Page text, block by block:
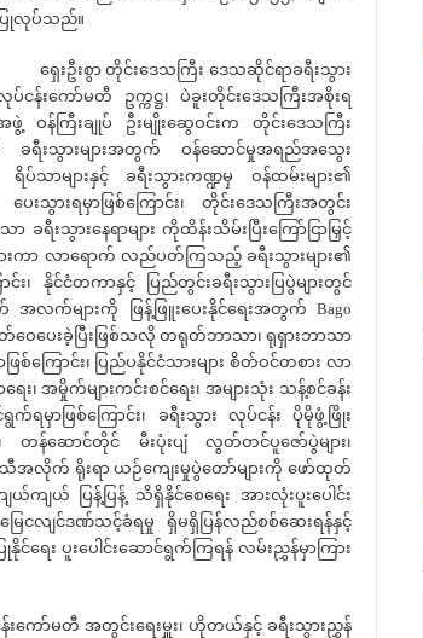
ပြုလုပ်သည်။
ရှေးဦးစွာ တိုင်းဒေသကြီး ဒေသဆိုင်ရာခရီးသွား
ပ်ငန်းကော်မတီ ဥက္ကဋ္ဌ၊ ပဲခူးတိုင်းဒေသကြီးအစိုးရ
ဖွဲ့ ဝန်ကြီးချုပ် ဦးမျိုးဆွေဝင်းက တိုင်းဒေသကြီး
းသွားများအတွက် ဝန်ဆောင်မှုအရည်အသွေး
သာများနှင့် ခရီးသွားကဏ္ဍမှ ဝန်ထမ်းများ၏
းသွားရမှာဖြစ်ကြောင်း၊ တိုင်းဒေသကြီးအတွင်း
သွားနေရာများ ကိုထိန်းသိမ်းပြီးကြော်ငြာမြှင့်
ားကာ လာရောက် လည်ပတ်ကြသည့် ခရီးသွားများ၏
း၊ နိုင်ငံတကာနှင့် ပြည်တွင်းခရီးသွားပြပွဲများတွင်
လက်များကို ဖြန့်ဖြူးပေးနိုင်ရေးအတွက် Bago
တ်ဝေပေးခဲ့ပြီးဖြစ်သလို တရုတ်ဘာသာ၊ ရုရှားဘာသာ
ောင်း၊ ပြည်ပနိုင်ငံသားများ စိတ်ဝင်တစား လာ
အမှိုက်များကင်းစင်ရေး၊ အများသုံး သန့်စင်ခန်း
မှာဖြစ်ကြောင်း၊ ခရီးသွား လုပ်ငန်း ပိုမိုဖွံ့ဖြိုး
န်ဆောင်တိုင် မီးပုံးပျံ လွတ်တင်ပူဇော်ပွဲများ၊
ာသီအလိုက် ရိုးရာ ယဉ်ကျေးမှုပွဲတော်များကို ဖော်ထုတ်
ကျယ် ပြန့်ပြန့် သိရှိနိုင်စေရေး အားလုံးပူးပေါင်း
ငလျင်ဒဏ်သင့်ခံရမှု ရှိမရှိပြန်လည်စစ်ဆေးရန်နှင့်
နိုင်ရေး ပူးပေါင်းဆောင်ရွက်ကြရန် လမ်းညွှန်မှာကြား
ော်မတီ အတွင်းရေးမှူး၊ ဟိုတယ်နှင့် ခရီးသွားညွှန်